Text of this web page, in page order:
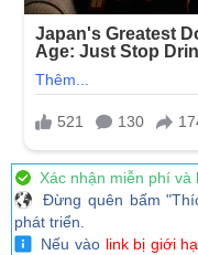
Xác nhận miễn phí và
Đừng quên bấm
phát triển.
Nếu vào link bị giới